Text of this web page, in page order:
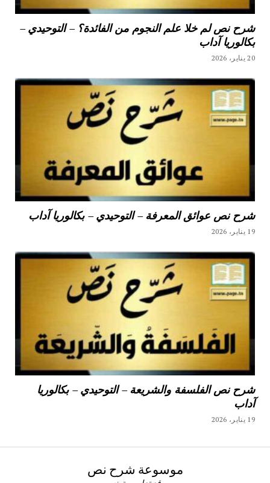
شرح نص لم خلا علم النجوم من الفائدة؟ – التوحيدي –
بكالوريا آداب
20 يناير، 2026
شرح نص عوائق المعرفة – التوحيدي – بكالوريا آداب
19 يناير، 2026
شرح نص الفلسفة والشريعة – التوحيدي – بكالوريا
آداب
19 يناير، 2026
موسوعة شرح نص